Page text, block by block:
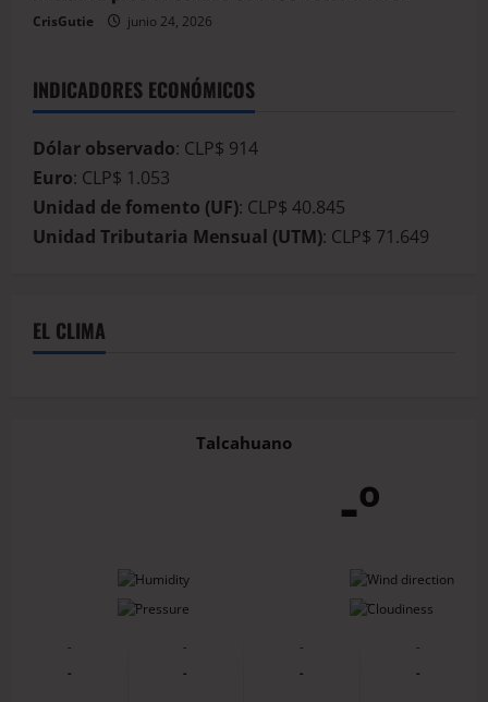
CrisGutie junio 24, 2026
INDICADORES ECONÓMICOS
Dólar observado: CLP$ 914
Euro: CLP$ 1.053
Unidad de fomento (UF): CLP$ 40.845
Unidad Tributaria Mensual (UTM): CLP$ 71.649
EL CLIMA
Talcahuano
-º
-
-
-
-
-
-
-
-
-
-
-
-